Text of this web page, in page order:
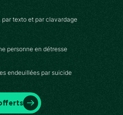
texto et par clavardage
personne en détresse
endeuillées par suicide